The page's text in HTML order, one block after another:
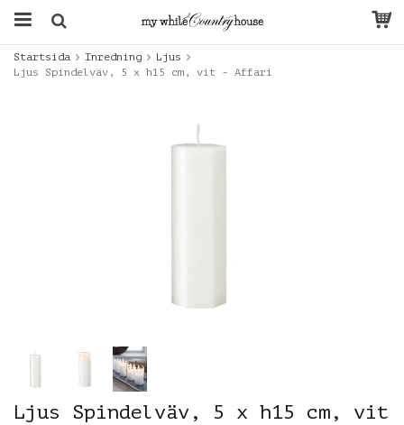
Startsida Inredning
Ljus
Ljus Spindelväv, 5 x h15 cm, vit - Affari
Ljus Spindelväv, 5 x h15 cm, vit